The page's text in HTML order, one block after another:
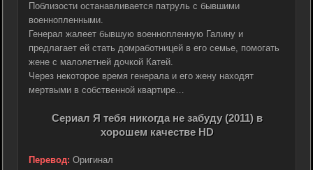
Поблизости останавливается патруль с бывшими
военнопленными.
Генерал жалеет бывшую военнопленную Галину и
предлагает ей стать домработницей в его семье, помогать
жене с малолетней дочкой Катей.
Через некоторое время генерала и его жену находят
мертвыми в собственной квартире…
Сериал Я тебя никогда не забуду (2011) в
хорошем качестве HD
Перевод: Оригинал